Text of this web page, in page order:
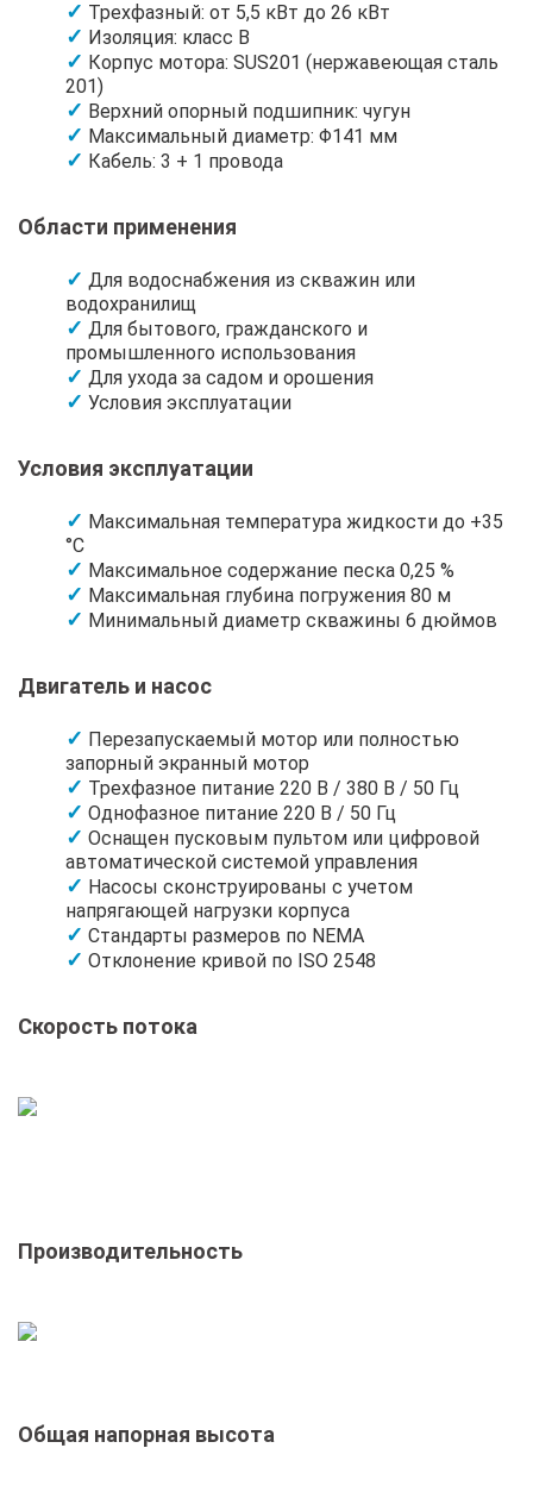
Трехфазный: от 5,5 кВт до 26 кВт
Изоляция: класс B
Корпус мотора: SUS201 (нержавеющая сталь
201)
Верхний опорный подшипник: чугун
Максимальный диаметр: Φ141 мм
Кабель: 3 + 1 провода
Области применения
Для водоснабжения из скважин или
водохранилищ
Для бытового, гражданского и
промышленного использования
Для ухода за садом и орошения
Условия эксплуатации
Условия эксплуатации
Максимальная температура жидкости до +35
°C
Максимальное содержание песка 0,25 %
Максимальная глубина погружения 80 м
Минимальный диаметр скважины 6 дюймов
Двигатель и насос
Перезапускаемый мотор или полностью
запорный экранный мотор
Трехфазное питание 220 В / 380 В / 50 Гц
Однофазное питание 220 В / 50 Гц
Оснащен пусковым пультом или цифровой
автоматической системой управления
Насосы сконструированы с учетом
напрягающей нагрузки корпуса
Стандарты размеров по NEMA
Отклонение кривой по ISO 2548
Скорость потока
Производительность
Общая напорная высота